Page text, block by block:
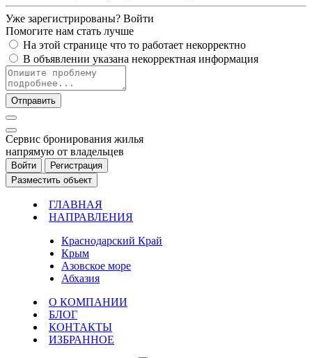
Уже зарегистрированы? Войти
Помогите нам стать лучше
На этой странице что то работает некорректно
В объявлении указана некорректная информация
Отправить
Cервис бронирования жилья
напрямую от владельцев
Войти
Регистрация
Разместить объект
ГЛАВНАЯ
НАПРАВЛЕНИЯ
Краснодарский Край
Крым
Азовское море
Абхазия
О КОМПАНИИ
БЛОГ
КОНТАКТЫ
ИЗБРАННОЕ